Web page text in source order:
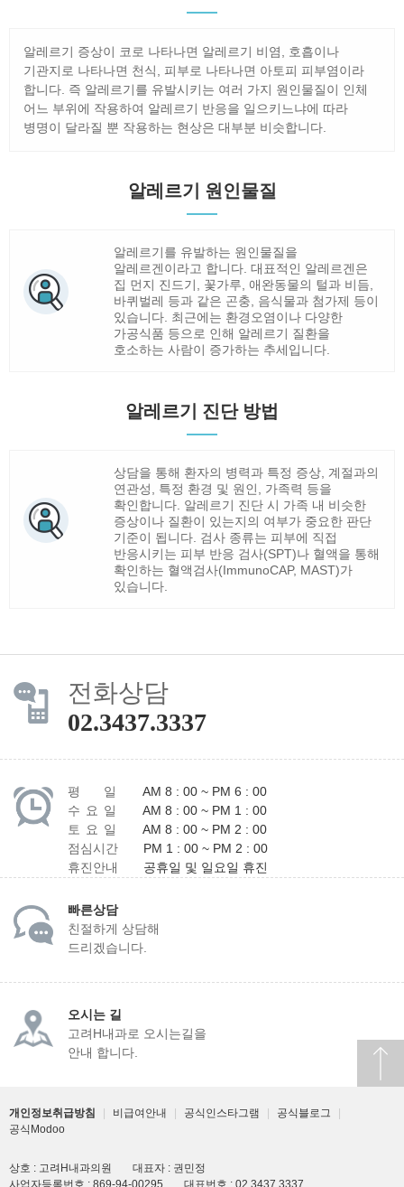
알레르기 증상이 코로 나타나면 알레르기 비염, 호흡이나
기관지로 나타나면 천식, 피부로 나타나면 아토피 피부염이라
합니다. 즉 알레르기를 유발시키는 여러 가지 원인물질이 인체
어느 부위에 작용하여 알레르기 반응을 일으키느냐에 따라
병명이 달라질 뿐 작용하는 현상은 대부분 비슷합니다.
알레르기 원인물질
알레르기를 유발하는 원인물질을
알레르겐이라고 합니다. 대표적인 알레르겐은
집 먼지 진드기, 꽃가루, 애완동물의 털과 비듬,
바퀴벌레 등과 같은 곤충, 음식물과 첨가제 등이
있습니다. 최근에는 환경오염이나 다양한
가공식품 등으로 인해 알레르기 질환을
호소하는 사람이 증가하는 추세입니다.
알레르기 진단 방법
상담을 통해 환자의 병력과 특정 증상, 계절과의
연관성, 특정 환경 및 원인, 가족력 등을
확인합니다. 알레르기 진단 시 가족 내 비슷한
증상이나 질환이 있는지의 여부가 중요한 판단
기준이 됩니다. 검사 종류는 피부에 직접
반응시키는 피부 반응 검사(SPT)나 혈액을 통해
확인하는 혈액검사(ImmunoCAP, MAST)가
있습니다.
전화상담
02.3437.3337
평 일
AM 8 : 00 ~ PM 6 : 00
수 요 일
AM 8 : 00 ~ PM 1 : 00
토 요 일
AM 8 : 00 ~ PM 2 : 00
점심시간
PM 1 : 00 ~ PM 2 : 00
휴진안내
공휴일 및 일요일 휴진
빠른상담
친절하게 상담해
드리겠습니다.
오시는 길
고려H내과로 오시는길을
안내 합니다.
개인정보취급방침 비급여안내 공식인스타그램 공식블로그
공식Modoo
상호 : 고려H내과의원
대표자 : 권민정
사업자등록번호 : 869-94-00295
대표번호 : 02.3437.3337